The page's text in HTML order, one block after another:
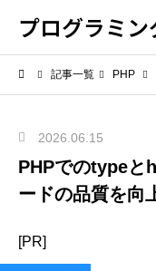
プログラミ
記事一覧 PHP
2026.06.15
PHPでのtypeと
ードの品質を向
[PR]